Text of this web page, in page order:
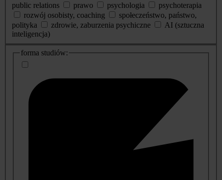
public relations
prawo psychologia
psychoterapia
rozwój osobisty, coaching
społeczeństwo, państwo,
polityka
zdrowie, zaburzenia psychiczne
AI (sztuczna
inteligencja)
dodatkowe
informacje
forma studiów: